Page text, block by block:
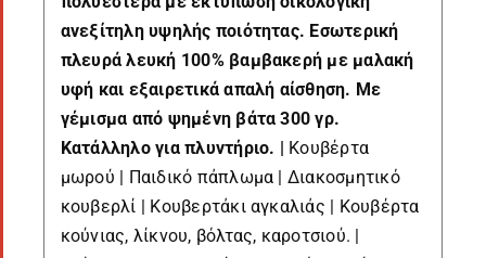
ανεξίτηλη υψηλής ποιότητας. Εσωτερική
πλευρά λευκή 100% βαμβακερή με μαλακή
υφή και εξαιρετικά απαλή αίσθηση. Με
γέμισμα από ψημένη βάτα 300 γρ.
Κατάλληλο για πλυντήριο. | Κουβέρτα
μωρού | Παιδικό πάπλωμα | Διακοσμητικό
κουβερλί | Κουβερτάκι αγκαλιάς | Κουβέρτα
κούνιας, λίκνου, βόλτας, καροτσιού. |